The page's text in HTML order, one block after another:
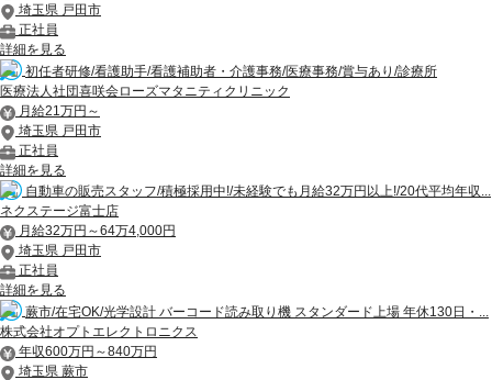
埼玉県 戸田市
正社員
詳細を見る
初任者研修/看護助手/看護補助者・介護事務/医療事務/賞与あり/診療所
医療法人社団喜咲会ローズマタニティクリニック
月給21万円～
埼玉県 戸田市
正社員
詳細を見る
自動車の販売スタッフ/積極採用中!/未経験でも月給32万円以上!/20代平均年収...
ネクステージ富士店
月給32万円～64万4,000円
埼玉県 戸田市
正社員
詳細を見る
蕨市/在宅OK/光学設計 バーコード読み取り機 スタンダード上場 年休130日・...
株式会社オプトエレクトロニクス
年収600万円～840万円
埼玉県 蕨市